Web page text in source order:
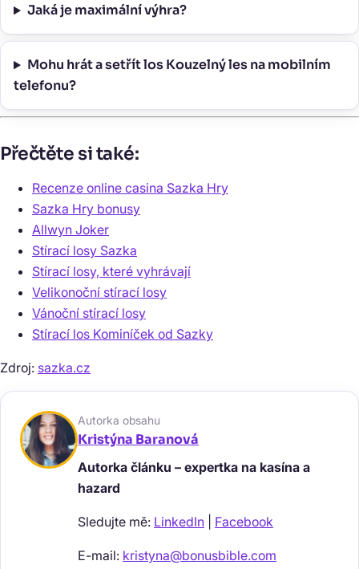
Jaká je maximální výhra?
Mohu hrát a setřít los Kouzelný les na mobilním
telefonu?
Přečtěte si také:
Recenze online casina Sazka Hry
Sazka Hry bonusy
Allwyn Joker
Stírací losy Sazka
Stírací losy, které vyhrávají
Velikonoční stírací losy
Vánoční stírací losy
Stírací los Kominíček od Sazky
Zdroj: sazka.cz
Autorka obsahu
Kristýna Baranová
Autorka článku – expertka na kasína a
hazard
Sledujte mě: LinkedIn Facebook
E-mail: kristyna@bonusbible.com